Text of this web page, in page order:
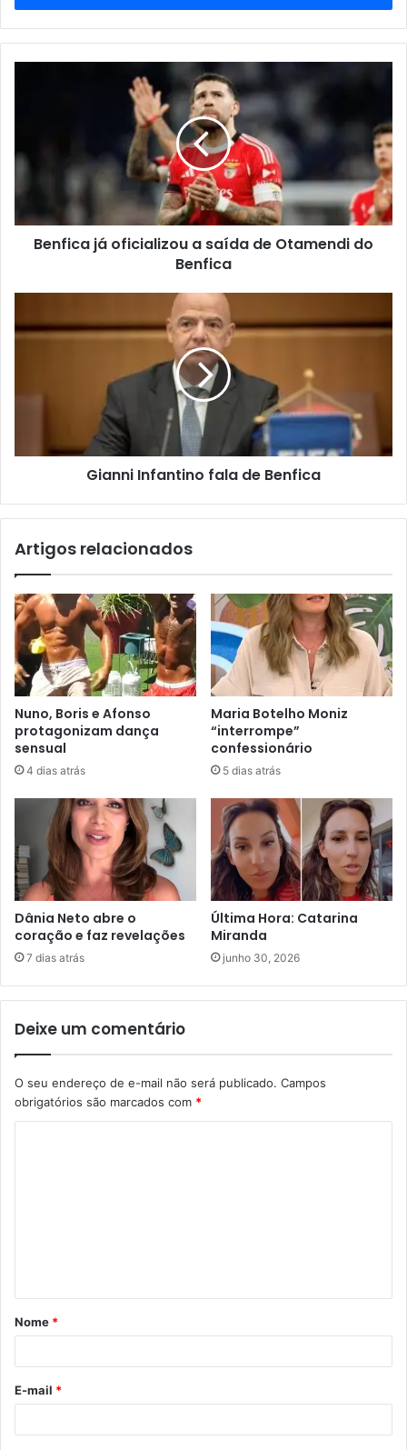
de
email
Benfica já oficializou a saída de Otamendi do
Benfica
Gianni Infantino fala de Benfica
Artigos relacionados
Nuno, Boris e Afonso
protagonizam dança
sensual
4 dias atrás
Maria Botelho Moniz
“interrompe”
confessionário
5 dias atrás
Dânia Neto abre o
coração e faz revelações
7 dias atrás
Última Hora: Catarina
Miranda
junho 30, 2026
Deixe um comentário
O seu endereço de e-mail não será publicado. Campos
obrigatórios são marcados com *
á
r
*
Nome *
E-mail *